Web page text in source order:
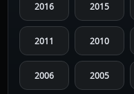
2016 2015
2011 2010
2006 2005